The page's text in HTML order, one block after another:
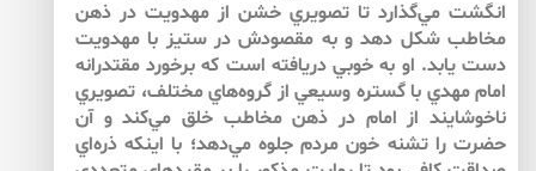
انگشت مي‌گذارد تا تصويري خشن از مهدويت در ذهن
مخاطب شكل دهد و به مقصودش در ستيز با مهدويت
دست يابد. او به خوبي دريافته است كه برخورد مقتدرانه
امام مهدي با گستره وسيعي از گروه‌هاي مختلف، تصويري
ناخوشايند از امام در ذهن مخاطب خلق مي‌كند و آن
حضرت را تشنه خون مردم جلوه مي‌دهد؛ با اين­كه ذره‌اي